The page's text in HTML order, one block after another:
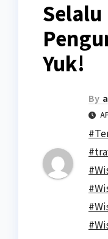
Selalu
Yuk!
By